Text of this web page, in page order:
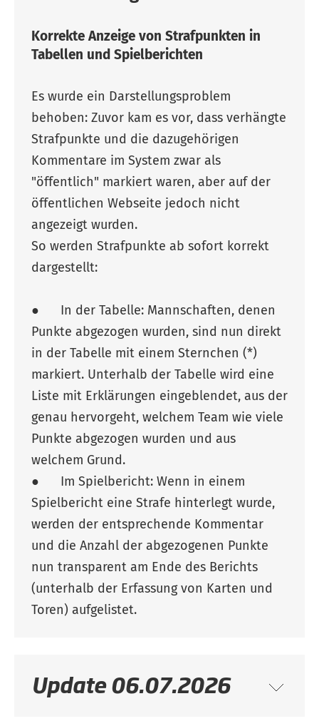
Korrekte Anzeige von Strafpunkten in
Tabellen und Spielberichten
Es wurde ein Darstellungsproblem
behoben: Zuvor kam es vor, dass verhängte
Strafpunkte und die dazugehörigen
Kommentare im System zwar als
"öffentlich" markiert waren, aber auf der
öffentlichen Webseite jedoch nicht
angezeigt wurden.
So werden Strafpunkte ab sofort korrekt
dargestellt:
● In der Tabelle: Mannschaften, denen
Punkte abgezogen wurden, sind nun direkt
in der Tabelle mit einem Sternchen (*)
markiert. Unterhalb der Tabelle wird eine
Liste mit Erklärungen eingeblendet, aus der
genau hervorgeht, welchem Team wie viele
Punkte abgezogen wurden und aus
welchem Grund.
● Im Spielbericht: Wenn in einem
Spielbericht eine Strafe hinterlegt wurde,
werden der entsprechende Kommentar
und die Anzahl der abgezogenen Punkte
nun transparent am Ende des Berichts
(unterhalb der Erfassung von Karten und
Toren) aufgelistet.
Update 06.07.2026